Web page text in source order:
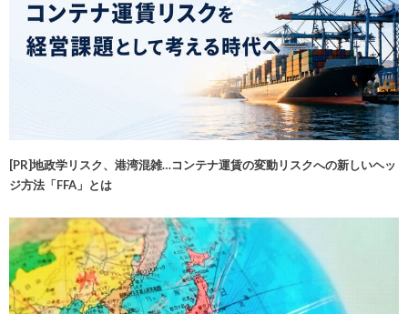
[PR]地政学リスク、港湾混雑…コンテナ運賃の変動リスクへの新しいヘッ
ジ方法「FFA」とは